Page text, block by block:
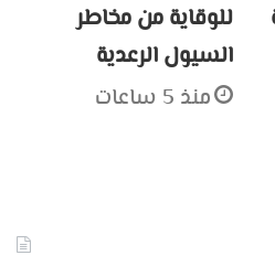
للوقاية من مخاطر
السيول الرعدية
منذ 5 ساعات